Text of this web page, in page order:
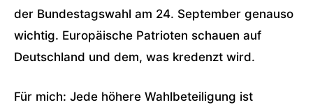
der Bundestagswahl am 24. September genauso
wichtig. Europäische Patrioten schauen auf
Deutschland und dem, was kredenzt wird.
Für mich: Jede höhere Wahlbeteiligung ist